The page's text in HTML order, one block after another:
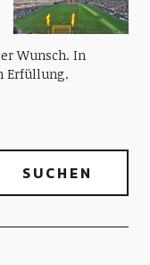
Wunsch. In
Erfüllung.